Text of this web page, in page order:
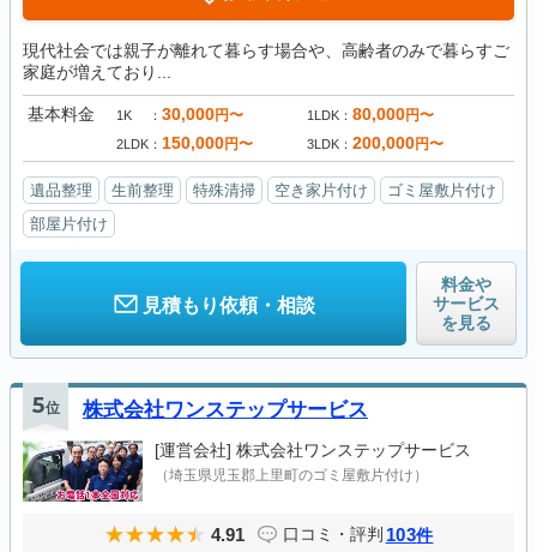
現代社会では親子が離れて暮らす場合や、高齢者のみで暮らすご
家庭が増えており...
基本料金 1K 30,000円〜 1LDK 80,000円〜
2LDK 150,000円〜 3LDK 200,000円〜
遺品整理 生前整理 特殊清掃 空き家片付け
ゴミ屋敷片付け
部屋片付け
見積もり依頼・相談
料金や
サービス
を見る
5位 株式会社ワンステップサービス
[運営会社] 株式会社ワンステップサービス
（埼玉県児玉郡上里町のゴミ屋敷片付け）
4.91 口コミ・評判 103件